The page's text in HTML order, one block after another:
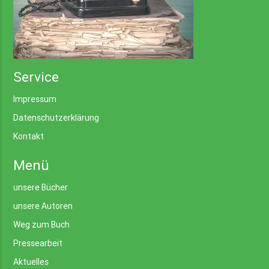
Service
Impressum
Datenschutzerklärung
Kontakt
Menü
unsere Bücher
unsere Autoren
Weg zum Buch
Pressearbeit
Aktuelles